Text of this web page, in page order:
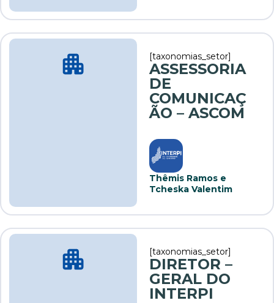
[taxonomias_setor]
ASSESSORIA
DE
COMUNICAÇ
ÃO – ASCOM
Thêmis Ramos e
Tcheska Valentim
[taxonomias_setor]
DIRETOR –
GERAL DO
INTERPI